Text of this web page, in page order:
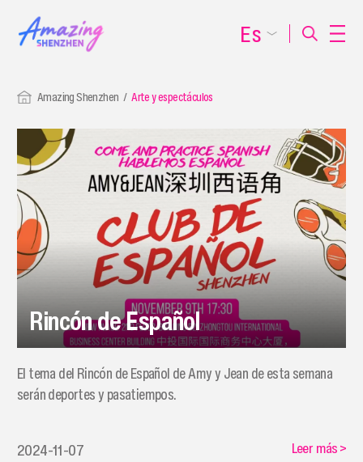
Amazing Shenzhen Arte y espectáculos
Rincón de Español
El tema del Rincón de Español de Amy y Jean de esta semana
serán deportes y pasatiempos.
2024-11-07 Leer más>
Es